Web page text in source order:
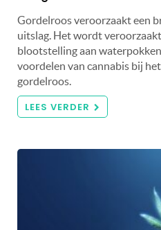
Gordelroos veroorzaakt een
uitslag. Het wordt
blootstelling aan
voordelen van cannabis bij
gordelroos.
LEES VERDER